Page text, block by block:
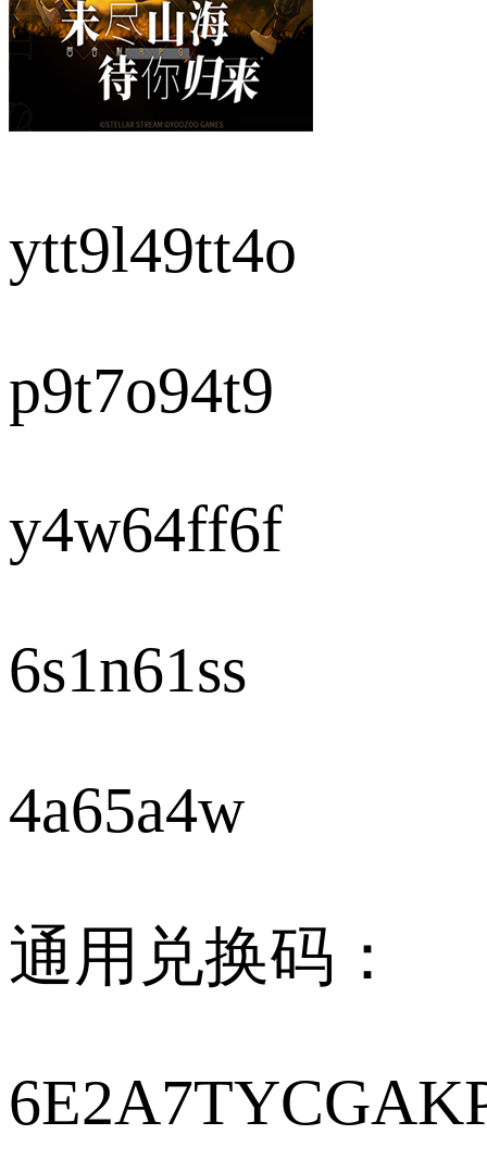
ytt9l49tt4o
p9t7o94t9
y4w64ff6f
6s1n61ss
4a65a4w
通用兑换码：